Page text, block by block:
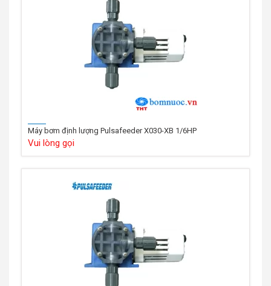
Máy bơm định lượng Pulsafeeder X030-XB 1/6HP
Vui lòng gọi